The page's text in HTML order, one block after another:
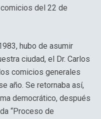
del 22 de
hubo de asumir
ciudad, el Dr. Carlos
comicios generales
año. Se retornaba así,
democrático, después
“Proceso de